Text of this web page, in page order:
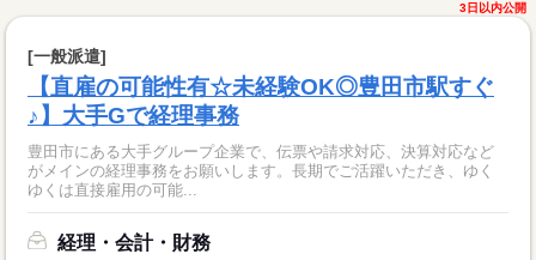
3日以内公開
[一般派遣]
【直雇の可能性有☆未経験OK◎豊田市駅すぐ
♪】大手Gで経理事務
豊田市にある大手グループ企業で、伝票や請求対応、決算対応など
がメインの経理事務をお願いします。長期でご活躍いただき、ゆく
ゆくは直接雇用の可能...
経理・会計・財務